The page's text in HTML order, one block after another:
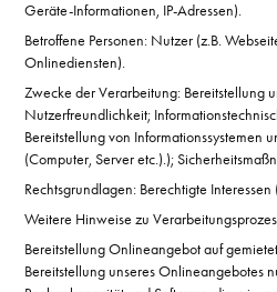
Geräte-Informationen, IP-Adressen).
Betroffene Personen: Nutzer (z.B.
Onlinediensten).
Zwecke der Verarbeitung: Bereitstellung
Nutzerfreundlichkeit;
Bereitstellung von Informationssystemen
(Computer, Server etc.).);
Rechtsgrundlagen: Berechtigte
Weitere Hinweise zu
Bereitstellung Onlineangebot auf
Bereitstellung unseres Onlineangebotes